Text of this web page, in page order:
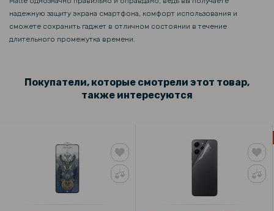
надежную защиту экрана смартфона, комфорт использования и
сможете сохранить гаджет в отличном состоянии в течение
длительного промежутка времени.
Покупатели, которые смотрели этот товар,
также интересуются